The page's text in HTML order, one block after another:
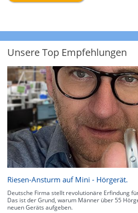
Unsere Top Empfehlungen
Riesen-Ansturm auf Mini - Hörgerät.
Deutsche Firma stellt revolutionäre Erfindung
Das ist der Grund, warum Männer über 55
neuen Geräts aufgeben.